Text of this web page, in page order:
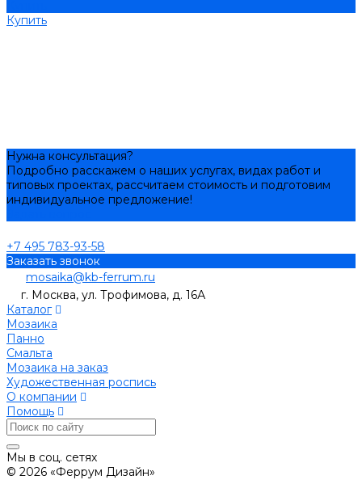
Купить
Нужна консультация?
Подробно расскажем о наших услугах, видах работ и
типовых проектах, рассчитаем стоимость и подготовим
индивидуальное предложение!
+7 495 783-93-58
Заказать звонок
mosaika@kb-ferrum.ru
г. Москва, ул. Трофимова, д. 16А
Каталог
Мозаика
Панно
Смальта
Мозаика на заказ
Художественная роспись
О компании
Помощь
Мы в соц. сетях
© 2026 «Феррум Дизайн»